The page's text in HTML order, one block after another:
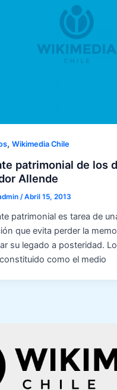
,Wikimedia Chile
patrimonial de los
Allende
/Abril 15, 2013
patrimonial es tarea de
que evita perder la
su legado a posteridad.
como el medio